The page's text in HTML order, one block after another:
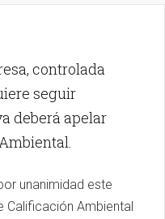
controlada
seguir
deberá apelar
unanimidad este
Calificación Ambiental